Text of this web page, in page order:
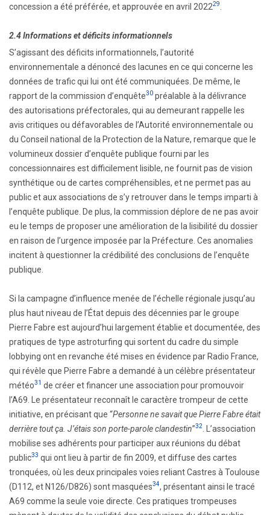
concession a été préférée, et approuvée en avril 202229
2.4 Informations et déficits informationnels
S’agissant des déficits informationnels, l’autorité
environnementale a dénoncé des lacunes en ce qui concerne les
données de trafic qui lui ont été communiquées. De même, le
rapport de la commission d’enquête30 préalable à la délivrance
des autorisations préfectorales, qui au demeurant rappelle les
avis critiques ou défavorables de l’Autorité environnementale ou
du Conseil national de la Protection de la Nature, remarque que le
volumineux dossier d’enquête publique fourni par les
concessionnaires est difficilement lisible, ne fournit pas de vision
synthétique ou de cartes compréhensibles, et ne permet pas au
public et aux associations de s’y retrouver dans le temps imparti à
l’enquête publique. De plus, la commission déplore de ne pas avoir
eu le temps de proposer une amélioration de la lisibilité du dossier
en raison de l’urgence imposée par la Préfecture. Ces anomalies
incitent à questionner la crédibilité des conclusions de l’enquête
publique.
Si la campagne d’influence menée de l’échelle régionale jusqu’au
plus haut niveau de l’État depuis des décennies par le groupe
Pierre Fabre est aujourd’hui largement établie et documentée, des
pratiques de type astroturfing qui sortent du cadre du simple
lobbying ont en revanche été mises en évidence par Radio France,
qui révèle que Pierre Fabre a demandé à un célèbre présentateur
météo31 de créer et financer une association pour promouvoir
l’A69. Le présentateur reconnaît le caractère trompeur de cette
initiative, en précisant que “Personne ne savait que Pierre Fabre était
derrière tout ça. J’étais son porte-parole clandestin”32
. L’association
mobilise ses adhérents pour participer aux réunions du débat
public33 qui ont lieu à partir de fin 2009, et diffuse des cartes
tronquées, où les deux principales voies reliant Castres à Toulouse
(D112, et N126/D826) sont masquées34, présentant ainsi le tracé
A69 comme la seule voie directe. Ces pratiques trompeuses